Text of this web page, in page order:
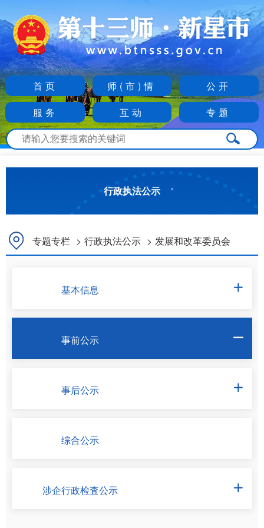
首页 师(市)情
公开
服务
互动 专题
行政执法公示
专题专栏 > 行政执法公示 > 发展和改革委员会
基本信息 
事前公示 
事后公示 
综合公示
涉企行政检査公示 